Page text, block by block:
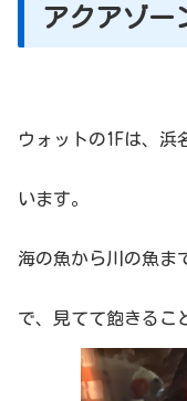
アクアゾー
ウォットの1Fは、浜
います。
海の魚から川の魚ま
で、見てて飽きるこ